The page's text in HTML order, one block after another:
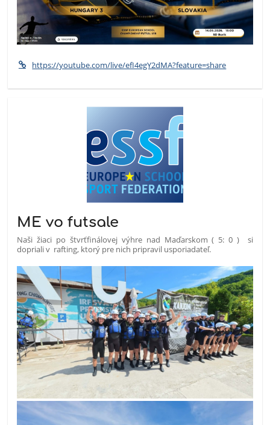
https://youtube.com/live/efI4egY2dMA?feature=share
ME vo futsale
Naši žiaci po štvrťfinálovej výhre nad Maďarskom ( 5: 0 ) si
dopriali v rafting, ktorý pre nich pripravil usporiadateľ.